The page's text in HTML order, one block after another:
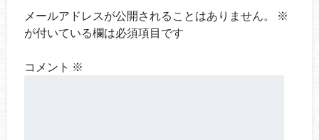
メールアドレスが公開されることはありません。
※
が付いている欄は必須項目です
コメント ※